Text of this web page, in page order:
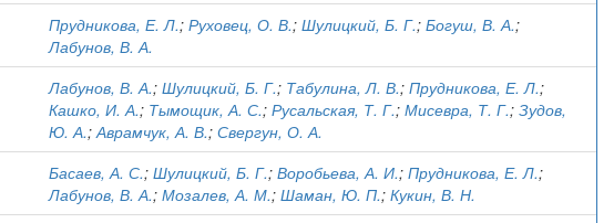
Прудникова, Е. Л.; Руховец, О. В.; Шулицкий, Б. Г.; Богуш, В. А.;
Лабунов, В. А.
Лабунов, В. А.; Шулицкий, Б. Г.; Табулина, Л. В.; Прудникова, Е. Л.;
Кашко, И. А.; Тымощик, А. С.; Русальская, Т. Г.; Мисевра, Т. Г.; Зудов,
Ю. А.;Аврамчук, А. В.; Свергун, О. А.
Басаев, А. С.; Шулицкий, Б. Г.; Воробьева, А. И.; Прудникова, Е. Л.;
Лабунов, В. А.; Мозалев, А. М.; Шаман, Ю. П.; Кукин, В. Н.